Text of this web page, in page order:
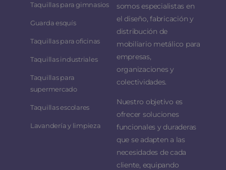
Taquillas para gimnasios
Guarda esquís
Taquillas para oficinas
Taquillas industriales
Taquillas para
supermercado
Taquillas escolares
Lavandería y limpieza
somos especialistas en
el diseño, fabricación y
distribución de
mobiliario metálico para
empresas,
organizaciones y
colectividades.
Nuestro objetivo es
ofrecer soluciones
funcionales y duraderas
que se adapten a las
necesidades de cada
cliente, equipando